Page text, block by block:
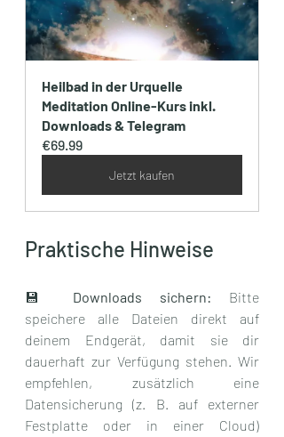
Heilbad in der Urquelle
Meditation Online-Kurs inkl.
Downloads & Telegram
€69.99
Jetzt kaufen
Praktische Hinweise
💾 Downloads sichern: Bitte
speichere alle Dateien direkt auf
deinem Endgerät, damit sie dir
dauerhaft zur Verfügung stehen. Wir
empfehlen, zusätzlich eine
Datensicherung (z. B. auf externer
Festplatte oder in einer Cloud)